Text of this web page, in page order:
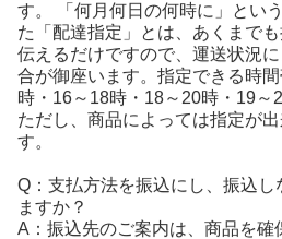
す。
「何月何日の何時に」とい
た「配達指定」とは、あくまで
伝えるだけですので、運送状況
合が御座います。指定できる時
時・16～18時・18～20時・19～
ただし、商品によっては指定が
す。
Q：支払方法を振込にし、振込し
ますか？
A：振込先のご案内は、商品を確